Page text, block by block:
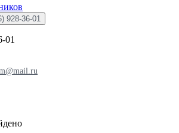
928-36-01
01